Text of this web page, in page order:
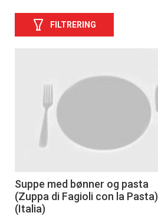
FILTRERING
Suppe med bønner og pasta
(Zuppa di Fagioli con la Pasta)
(Italia)